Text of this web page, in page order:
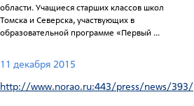
области. Учащиеся старших классов школ
Томска и Северска, участвующих в
образовательной программе «Первый ...
11 декабря 2015
http://www.norao.ru:443/press/news/393/